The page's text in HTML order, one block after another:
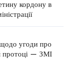
кордону в
угоди про
протоці — ЗМІ